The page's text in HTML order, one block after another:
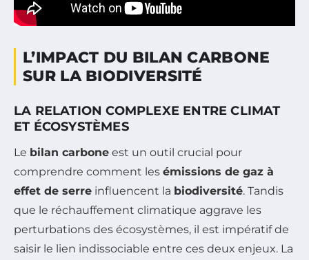
L’IMPACT DU BILAN CARBONE
SUR LA BIODIVERSITÉ
LA RELATION COMPLEXE ENTRE CLIMAT
ET ÉCOSYSTÈMES
Le bilan carbone est un outil crucial pour
comprendre comment les émissions de gaz à
effet de serre influencent la biodiversité. Tandis
que le réchauffement climatique aggrave les
perturbations des écosystèmes, il est impératif de
saisir le lien indissociable entre ces deux enjeux. La